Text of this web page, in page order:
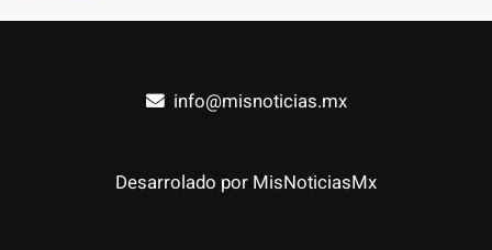
info@misnoticias.mx
Desarrolado por MisNoticiasMx